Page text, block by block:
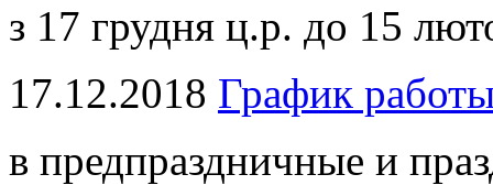
з 17 грудня ц.р. до 15
17.12.2018 График
в предпраздничные и